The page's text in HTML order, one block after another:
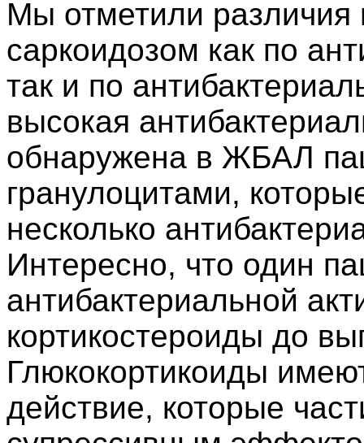
Мы отметили
саркоидозом как по
так и по
высокая
обнаружена в ЖБАЛ
гранулоцитами,
несколько
Интересно, что один
антибактериальной
кортикостероиды до
Глюкокортикоиды
действие, которые